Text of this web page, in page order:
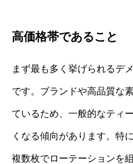
高価格帯であること
まず最も多く挙げられるデ
です。ブランドや高品質な
ているため、一般的なティ
くなる傾向があります。特
複数枚でローテーションを